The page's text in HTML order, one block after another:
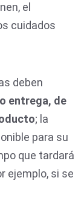
el
cuidados
deben
entrega, de
; la
para su
que tardará
ejemplo, si se